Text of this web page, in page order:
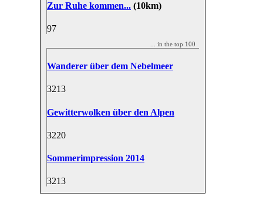
Zur Ruhe kommen... (10km)
97
... in the top 100
Wanderer über dem Nebelmeer
3213
Gewitterwolken über den Alpen
3220
Sommerimpression 2014
3213